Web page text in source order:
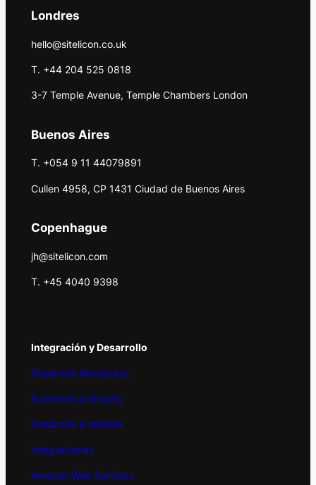
Londres
hello@sitelicon.co.uk
T. +44 204 525 0818
3-7 Temple Avenue, Temple Chambers London
Buenos Aires
T. +054 9 11 44079891
Cullen 4958, CP 1431 Ciudad de Buenos Aires
Copenhague
jh@sitelicon.com
T. +45 4040 9398
Integración y Desarrollo
Desarrollo Wordpress
Ecommerce Shopify
Desarrollo a medida
Integraciones
Amazon Web Services